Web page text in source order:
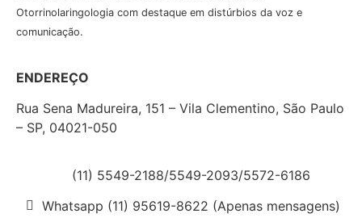
Otorrinolaringologia com destaque em distúrbios da voz e
comunicação.
ENDEREÇO
Rua Sena Madureira, 151 – Vila Clementino, São Paulo
– SP, 04021-050
(11) 5549-2188/5549-2093/5572-6186
Whatsapp (11) 95619-8622 (Apenas mensagens)